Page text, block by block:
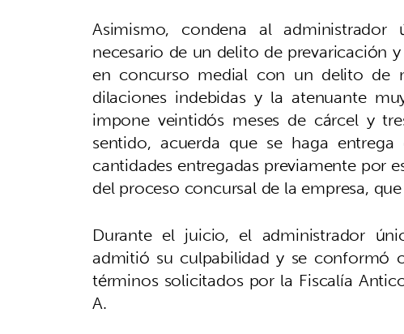
Asimismo, condena al
necesario de un delito de prevaricación
en concurso medial con un delito de
dilaciones indebidas y la atenuante
impone veintidós meses de cárcel y
sentido, acuerda que se haga
cantidades entregadas previamente por
del proceso concursal de la empresa,
Durante el juicio, el administrador
admitió su culpabilidad y se conformó
términos solicitados por la Fiscalía
A.